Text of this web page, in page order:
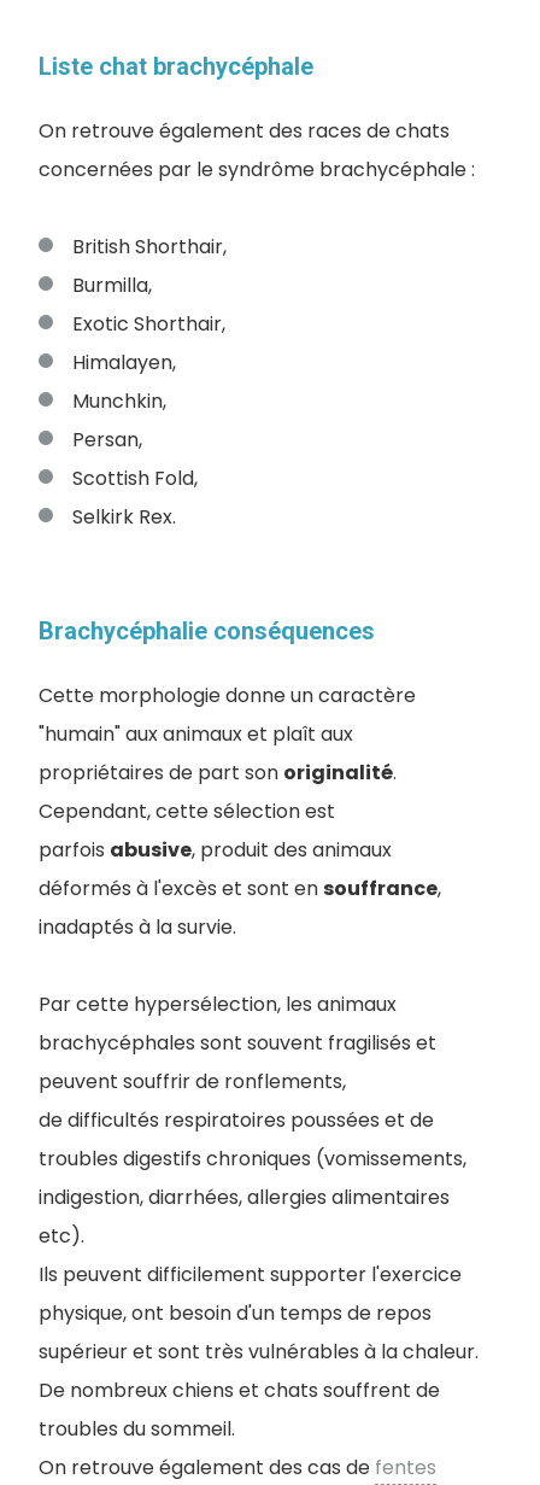
Liste chat brachycéphale
On retrouve également des races de chats
concernées par le syndrôme brachycéphale :
British Shorthair,
Burmilla,
Exotic Shorthair,
Himalayen,
Munchkin,
Persan,
Scottish Fold,
Selkirk Rex.
Brachycéphalie conséquences
Cette morphologie donne un caractère
"humain" aux animaux et plaît aux
propriétaires de part son originalité.
Cependant, cette sélection est
parfois abusive, produit des animaux
déformés à l'excès et sont ensouffrance,
inadaptés à la survie.
Par cette hypersélection, les animaux
brachycéphales sont souvent fragilisés et
peuvent souffrir de ronflements,
de difficultés respiratoires poussées et de
troubles digestifs chroniques (vomissements,
indigestion, diarrhées, allergies alimentaires
etc).
Ils peuvent difficilement supporter l'exercice
physique, ont besoin d'un temps de repos
supérieur et sont très vulnérables à la chaleur.
De nombreux chiens et chats souffrent de
troubles du sommeil.
On retrouve également des cas de fentes